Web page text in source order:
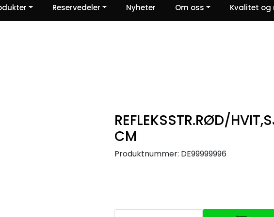
Ris og ros Reservedeler Nyheter Om oss Kvalitet og
REFLEKSSTR.RØD/
CM
Produktnummer: DE99999996